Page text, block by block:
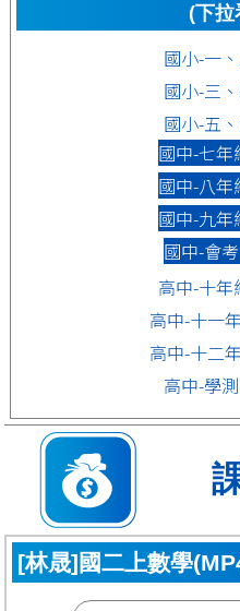
(下拉
國小-一
國小-三
國小-五
國中-七年
國中-八年
國中-九年
國中-會
高中-十年
高中-十一
高中-十二
高中-學
[林晟]國二上數學